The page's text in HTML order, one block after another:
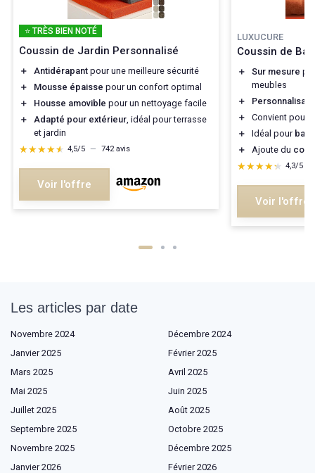
⭐ TRÈS BIEN NOTÉ
Coussin de Jardin Personnalisé
＋ Antidérapant pour une meilleure sécurité
＋
Mousse épaisse pour un confort optimal
＋
Housse amovible pour un nettoyage facile
＋
Adapté pour extérieur , idéal pour terrasse
et jardin
★★★★★
★★★★★ 4,5/5 — 742 avis
Voir l'offre
LUXUCURE
Coussin de
＋ Sur mesure
meubles
＋
＋
Convient pour
＋
Idéal pour
＋
Ajoute du
★★★★★
★★★★★ 4,3/5
Voir l'offre
Les articles par date
Novembre 2024
Décembre 2024
Janvier 2025
Février 2025
Mars 2025
Avril 2025
Mai 2025
Juin 2025
Juillet 2025
Août 2025
Septembre 2025
Octobre 2025
Novembre 2025
Décembre 2025
Janvier 2026
Février 2026